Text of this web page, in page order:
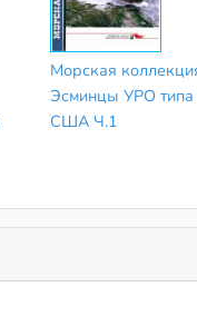
Морская
Эсминцы УРО
США Ч.1